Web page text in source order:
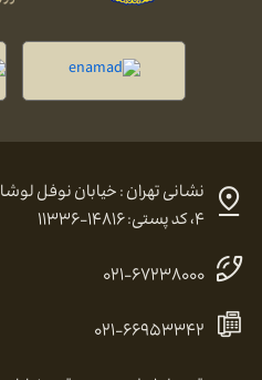
نشانی تهران : خیابان نوفل
۴، کد پستی: ۱۴۸۱۶-۱۱۳۳۶
۰۲۱-۶۷۲۳۸۰۰۰
۰۲۱-۶۶۹۵۳۳۴۲